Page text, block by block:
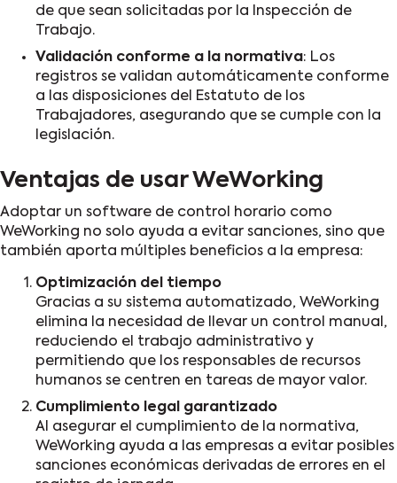
de que sean solicitadas por la Inspección de
Trabajo.
Validación conforme a la normativa: Los
registros se validan automáticamente conforme
a las disposiciones del Estatuto de los
Trabajadores, asegurando que se cumple con la
legislación.
Ventajas de usar WeWorking
Adoptar un software de control horario como
WeWorking no solo ayuda a evitar sanciones, sino que
también aporta múltiples beneficios a la empresa:
Optimización del tiempo
Gracias a su sistema automatizado, WeWorking
elimina la necesidad de llevar un control manual,
reduciendo el trabajo administrativo y
permitiendo que los responsables de recursos
humanos se centren en tareas de mayor valor.
Cumplimiento legal garantizado
Al asegurar el cumplimiento de la normativa,
WeWorking ayuda a las empresas a evitar posibles
sanciones económicas derivadas de errores en el